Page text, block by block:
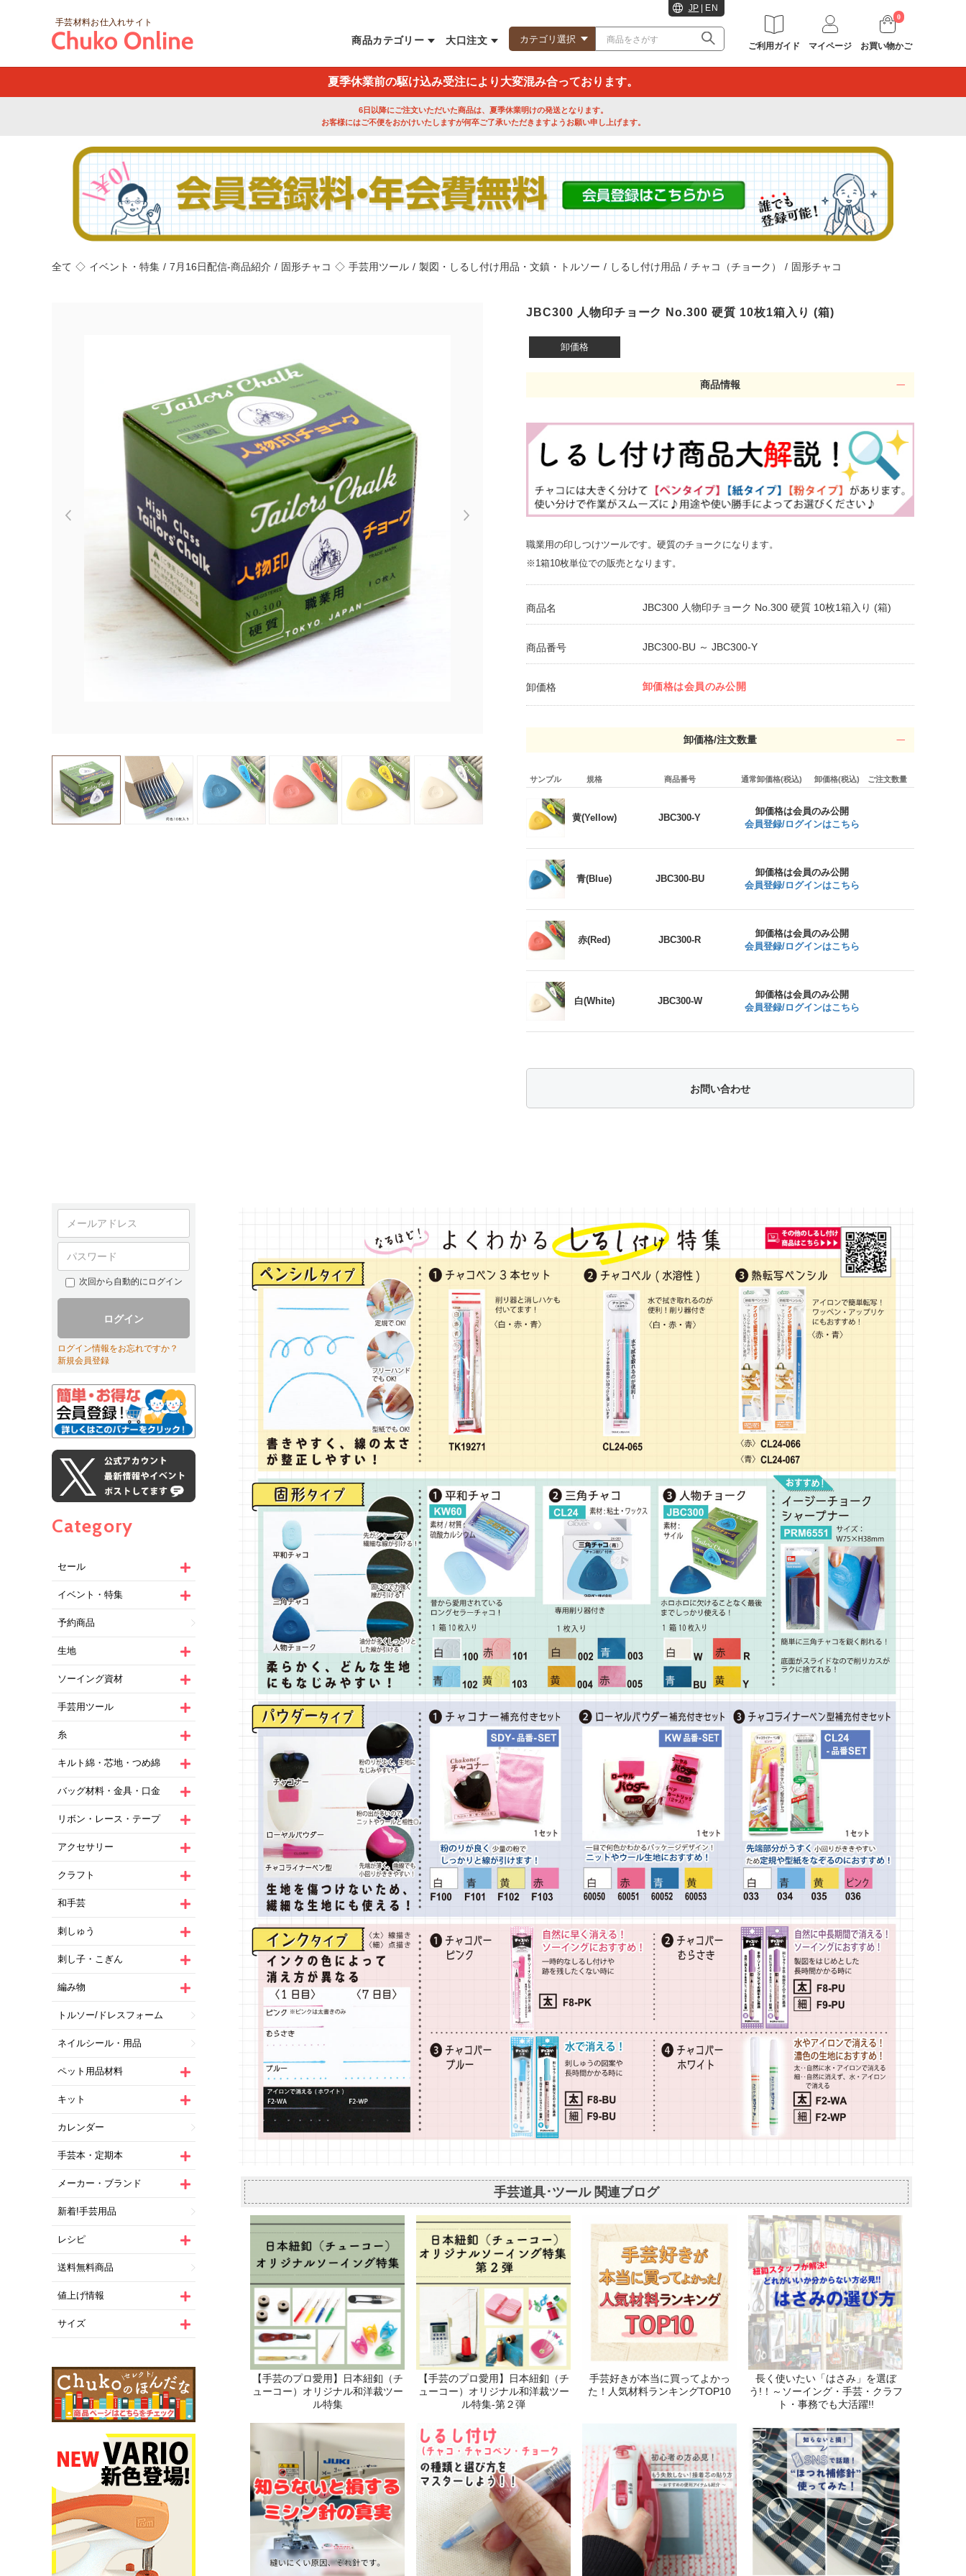
夏季休業前の駆け込み受注により大変混み合っております。
6日以降にご注文いただいた商品は、夏季休業明けの発送となります。
お客様にはご不便をおかけいたしますが何卒ご了承いただきますようお願い申し上げます。
全て ◇ イベント・特集 / 7月16日配信-商品紹介 / 固形チャコ ◇ 手芸用ツール / 製図・しるし付け用品・文鎮・トルソー / しるし付け用品 / チャコ（チョーク） / 固形チャコ
Next
JBC300 人物印チョーク No.300 硬質 10枚1箱入り (箱)
卸価格
商品情報
職業用の印しつけツールです。硬質のチョークになります。
※1箱10枚単位での販売となります。
商品名 JBC300 人物印チョーク No.300 硬質 10枚1箱入り (箱)
商品番号 JBC300-BU ～ JBC300-Y
卸価格 卸価格は会員のみ公開
卸価格/注文数量
サンプル 規格 商品番号 通常卸価格(税込) 卸価格(税込) ご注文数量
黄(Yellow) JBC300-Y
卸価格は会員のみ公開
会員登録/ログインはこちら
青(Blue) JBC300-BU
卸価格は会員のみ公開
会員登録/ログインはこちら
赤(Red) JBC300-R
卸価格は会員のみ公開
会員登録/ログインはこちら
白(White) JBC300-W
卸価格は会員のみ公開
会員登録/ログインはこちら
お問い合わせ
手芸材料お仕入れサイト
商品カテゴリー 大口注文
JP EN
ご利用ガイド マイページ
0
お買い物かご
次回から自動的にログイン
ログイン
ログイン情報をお忘れですか？
新規会員登録
Category
セール
イベント・特集
予約商品
生地
ソーイング資材
手芸用ツール
糸
キルト綿・芯地・つめ綿
バッグ材料・金具・口金
リボン・レース・テープ
アクセサリー
クラフト
和手芸
刺しゅう
刺し子・こぎん
編み物
トルソー/ドレスフォーム
ネイルシール・用品
ペット用品材料
キット
カレンダー
手芸本・定期本
メーカー・ブランド
新着!手芸用品
レシピ
送料無料商品
値上げ情報
サイズ